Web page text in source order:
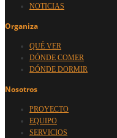
NOTICIAS
Organiza
QUÉ VER
DÓNDE COMER
DÓNDE DORMIR
Nosotros
PROYECTO
EQUIPO
SERVICIOS